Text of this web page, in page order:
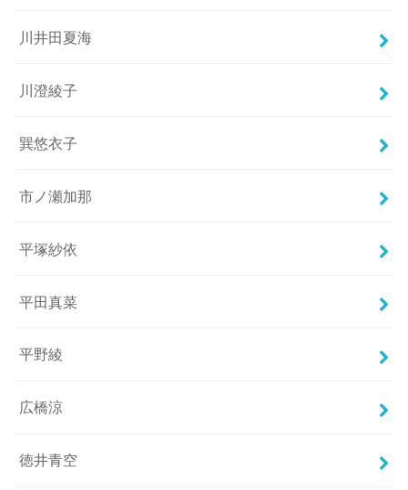
川井田夏海
川澄綾子
巽悠衣子
市ノ瀬加那
平塚紗依
平田真菜
平野綾
広橋涼
徳井青空